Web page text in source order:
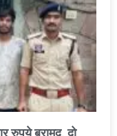
रुपये बरामद, दो